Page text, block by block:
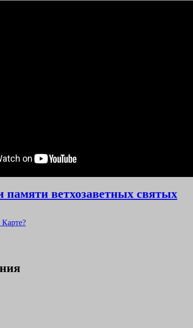
памяти ветхозаветных святых